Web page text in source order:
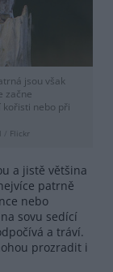
jsou však
začne
nebo při
Flickr
a jistě většina
patrně
nebo
sovu sedící
a tráví.
prozradit i